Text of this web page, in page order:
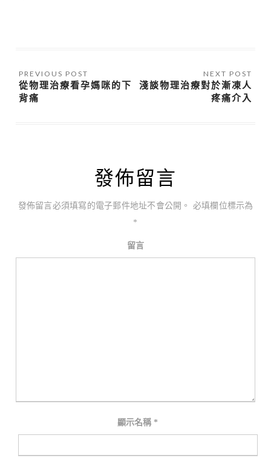
從物理治療看孕媽咪的下
背痛
淺談物理治療對於漸凍人
疼痛介入
發佈留言
發佈留言必須填寫的電子郵件地址不會公開。
必填欄位標示為
*
留言
顯示名稱 *